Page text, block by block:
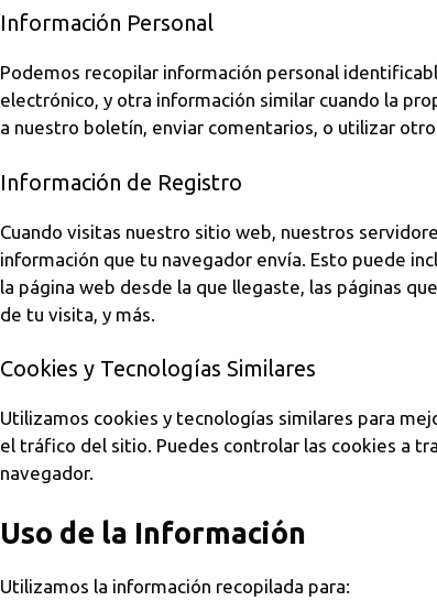
Información Personal
Podemos recopilar información personal
electrónico, y otra información similar cuando la
a nuestro boletín, enviar comentarios, o utilizar
Información de Registro
Cuando visitas nuestro sitio web, nuestros
información que tu navegador envía. Esto puede
la página web desde la que llegaste, las páginas
de tu visita, y más.
Cookies y Tecnologías Similares
Utilizamos cookies y tecnologías similares para
el tráfico del sitio. Puedes controlar las cookies a
navegador.
Uso de la Información
Utilizamos la información recopilada para: